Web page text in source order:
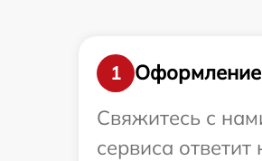
1
Оформление
Свяжитесь с
сервиса